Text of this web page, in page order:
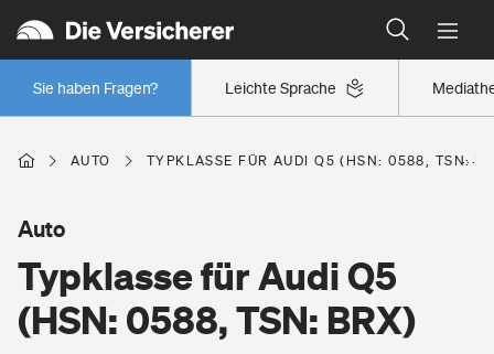
Leichte Sprache
Sie haben Fragen?
Wer versichert was: Jetzt Versicherer finden
Regionalklassen: So ist Ihre Region eingestuft
Wer versichert was: Jetzt Versicherer finden
Berufsunfähigkeitsversicherung
Erwerbsunfähigkeitsversicherung
Wohnen
AUTO TYPKLASSE FÜR AUDI Q5 (HSN: 0588, TSN:
Typklasse für Audi Q5
(HSN: 0588, TSN: BRX)
Auto